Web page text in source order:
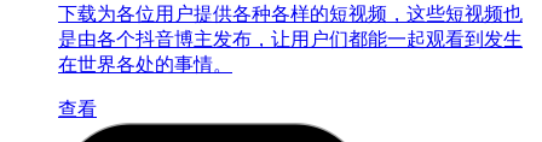
下载为各位用户提供各种各样的短视频，这些短视频也
是由各个抖音博主发布，让用户们都能一起观看到发生
在世界各处的事情。
查看